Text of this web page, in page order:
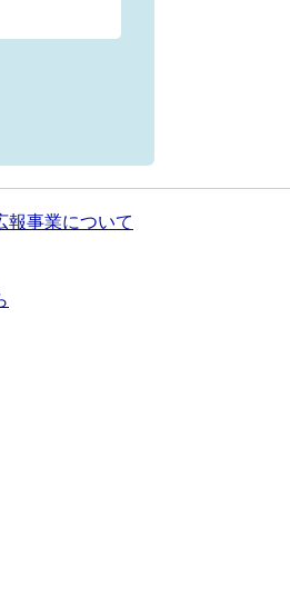
報事業について